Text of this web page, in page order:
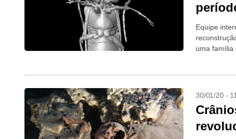
Equipe
uma família
30/01/20 -